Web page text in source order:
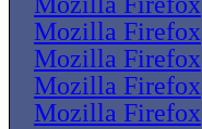
Mozilla Firefox
Mozilla Firefox
Mozilla Firefox
Mozilla Firefox